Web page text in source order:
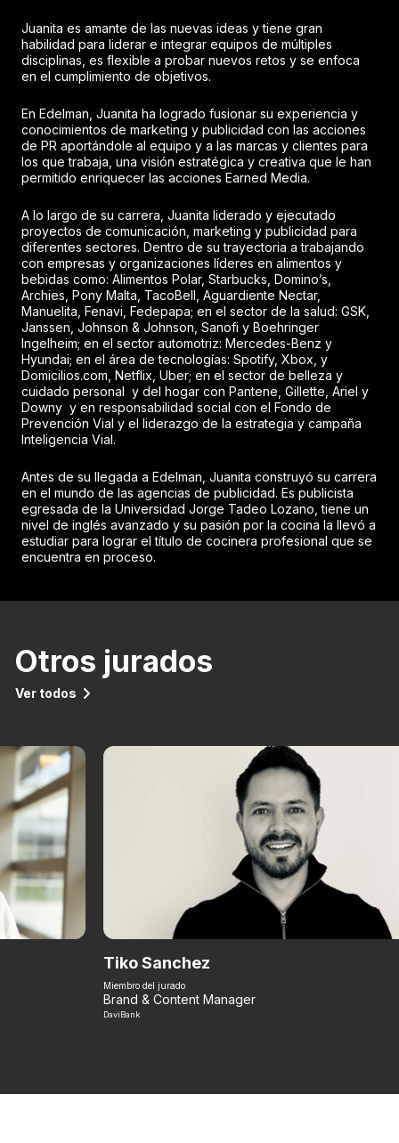
Juanita es amante de las nuevas ideas y tiene gran
habilidad para liderar e integrar equipos de múltiples
disciplinas, es flexible a probar nuevos retos y se enfoca
en el cumplimiento de objetivos.
En Edelman, Juanita ha logrado fusionar su experiencia y
conocimientos de marketing y publicidad con las acciones
de PR aportándole al equipo y a las marcas y clientes para
los que trabaja, una visión estratégica y creativa que le han
permitido enriquecer las acciones Earned Media.
A lo largo de su carrera, Juanita liderado y ejecutado
proyectos de comunicación, marketing y publicidad para
diferentes sectores. Dentro de su trayectoria a trabajando
con empresas y organizaciones líderes en alimentos y
bebidas como: Alimentos Polar, Starbucks, Domino’s,
Archies, Pony Malta, TacoBell, Aguardiente Nectar,
Manuelita, Fenavi, Fedepapa; en el sector de la salud: GSK,
Janssen, Johnson & Johnson, Sanofi y Boehringer
Ingelheim; en el sector automotriz: Mercedes-Benz y
Hyundai; en el área de tecnologías: Spotify, Xbox, y
Domicilios.com, Netflix, Uber; en el sector de belleza y
cuidado personal y del hogar con Pantene, Gillette, Ariel y
Downy y en responsabilidad social con el Fondo de
Prevención Vial y el liderazgo de la estrategia y campaña
Inteligencia Vial.
Antes de su llegada a Edelman, Juanita construyó su carrera
en el mundo de las agencias de publicidad. Es publicista
egresada de la Universidad Jorge Tadeo Lozano, tiene un
nivel de inglés avanzado y su pasión por la cocina la llevó a
estudiar para lograr el título de cocinera profesional que se
encuentra en proceso.
Otros jurados
Ver todos
Tiko Sanchez
Miembro del jurado
Brand & Content Manager
DaviBank